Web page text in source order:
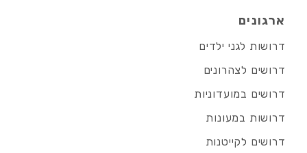
ארגונים
דרושות לגני ילדים
דרושים לצהרונים
דרושים במועדוניות
דרושות במעונות
דרושים לקייטנות